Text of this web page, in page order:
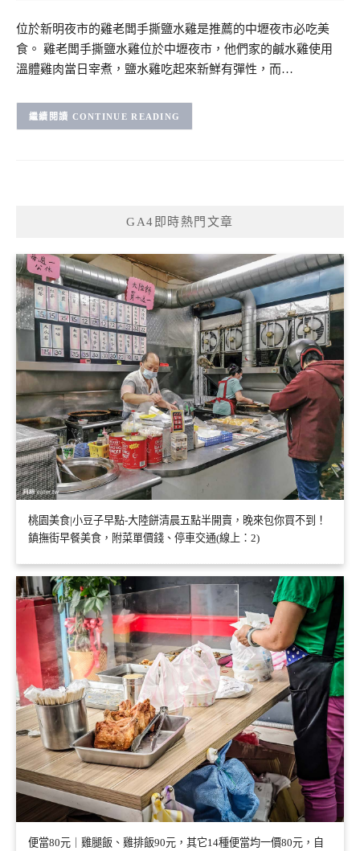
位於新明夜市的雞老闆手撕鹽水雞是推薦的中壢夜市必吃美
食。 雞老闆手撕鹽水雞位於中壢夜市，他們家的鹹水雞使用
溫體雞肉當日宰煮，鹽水雞吃起來新鮮有彈性，而…
CONTINUE READING
GA4即時熱門文章
桃園美食|小豆子早點-大陸餅清晨五點半開賣，晚來包你買不到！
鎮撫街早餐美食，附菜單價錢、停車交通(線上：2)
便當80元｜雞腿飯、雞排飯90元，其它14種便當均一價80元，自